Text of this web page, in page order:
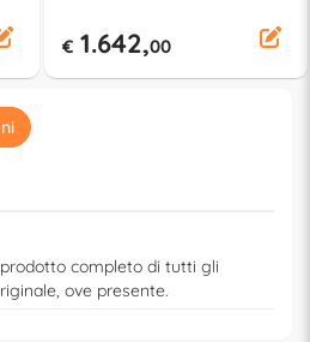
€ 1.642,00
completo di tutti gli
ove presente.